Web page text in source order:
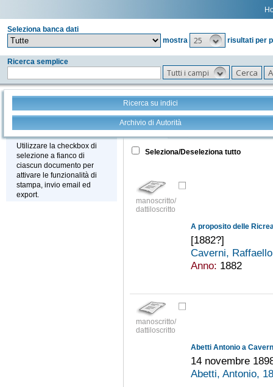
Seleziona banca dati
mostra
25 risultati per
Ricerca semplice
Tutti i campi
Ricerca su indici
Archivio di Autorità
Stampa - Email - Export
Utilizzare la checkbox di
selezione a fianco di
ciascun documento per
attivare le funzionalità di
stampa, invio email ed
export.
Tutto +
Seleziona/Deseleziona tutto
manoscritto/
dattiloscritto
A proposito delle
[1882?]
Caverni,
Anno: 1882
manoscritto/
dattiloscritto
Abetti Antonio a
14 novembre
Abetti, Antonio,